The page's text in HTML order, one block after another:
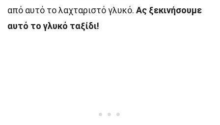
από αυτό το λαχταριστό γλυκό. Ας ξεκινήσουμε
αυτό το γλυκό ταξίδι!